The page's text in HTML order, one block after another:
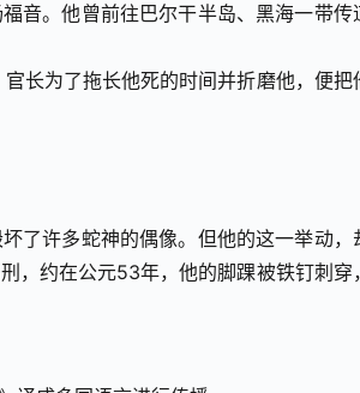
音。他曾前往巴尔干半岛、黑海一带传
长为了拖长他死的时间并折磨他，便把
了许多蛇神的偶像。但他的这一举动，
，约在公元53年，他的脚踝被铁钉刺穿